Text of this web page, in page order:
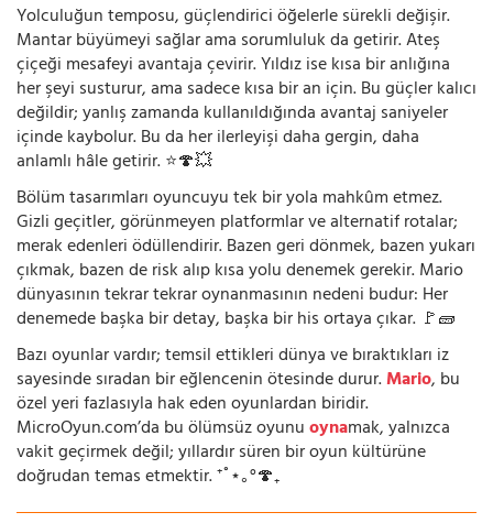
Yolculuğun temposu, güçlendirici öğelerle sürekli değişir.
Mantar büyümeyi sağlar ama sorumluluk da getirir. Ateş
çiçeği mesafeyi avantaja çevirir. Yıldız ise kısa bir anlığına
her şeyi susturur, ama sadece kısa bir an için. Bu güçler kalıcı
değildir; yanlış zamanda kullanıldığında avantaj saniyeler
içinde kaybolur. Bu da her ilerleyişi daha gergin, daha
anlamlı hâle getirir. ⭐🍄💥
Bölüm tasarımları oyuncuyu tek bir yola mahkûm etmez.
Gizli geçitler, görünmeyen platformlar ve alternatif rotalar;
merak edenleri ödüllendirir. Bazen geri dönmek, bazen yukarı
çıkmak, bazen de risk alıp kısa yolu denemek gerekir. Mario
dünyasının tekrar tekrar oynanmasının nedeni budur: Her
denemede başka bir detay, başka bir his ortaya çıkar. 🚩🧱
Bazı oyunlar vardır; temsil ettikleri dünya ve bıraktıkları iz
sayesinde sıradan bir eğlencenin ötesinde durur.Mario, bu
özel yeri fazlasıyla hak eden oyunlardan biridir.
MicroOyun.com’da bu ölümsüz oyunuoynamak, yalnızca
vakit geçirmek değil; yıllardır süren bir oyun kültürüne
doğrudan temas etmektir. ⁺˚⋆｡°🍄₊